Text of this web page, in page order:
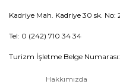
Kadriye Mah. Kadriye 30 sk. No:
Tel: 0 (242) 710 34 34
Turizm İşletme Belge
Hakkımızda